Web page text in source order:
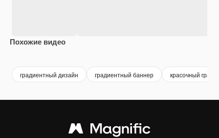
Похожие видео
градиентный дизайн градиентный баннер красочный